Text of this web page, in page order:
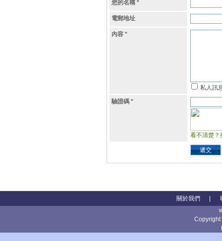
您的名稱 *
電郵地址
內容 *
私人訊
驗證碼 *
看不清楚？
遞交
關於我們